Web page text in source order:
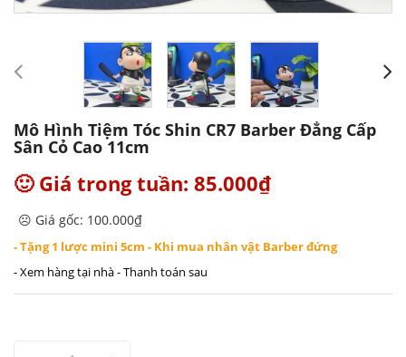
Mô Hình Tiệm Tóc Shin CR7 Barber Đẳng Cấp
Sân Cỏ Cao 11cm
🙂 Giá trong tuần: 85.000₫
☹️ Giá gốc: 100.000₫
- Tặng 1 lược mini 5cm - Khi mua nhân vật Barber đứng
- Xem hàng tại nhà - Thanh toán sau